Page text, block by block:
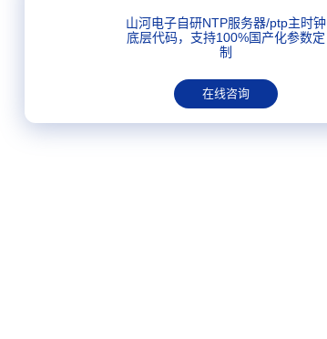
山河电子自研NTP服务器/ptp主时钟
底层代码，支持100%国产化参数定
制
在线咨询